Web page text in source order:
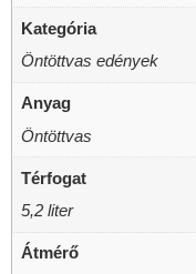
Kategória
Öntöttvas edények
Anyag
Öntöttvas
Térfogat
5,2 liter
Átmérő